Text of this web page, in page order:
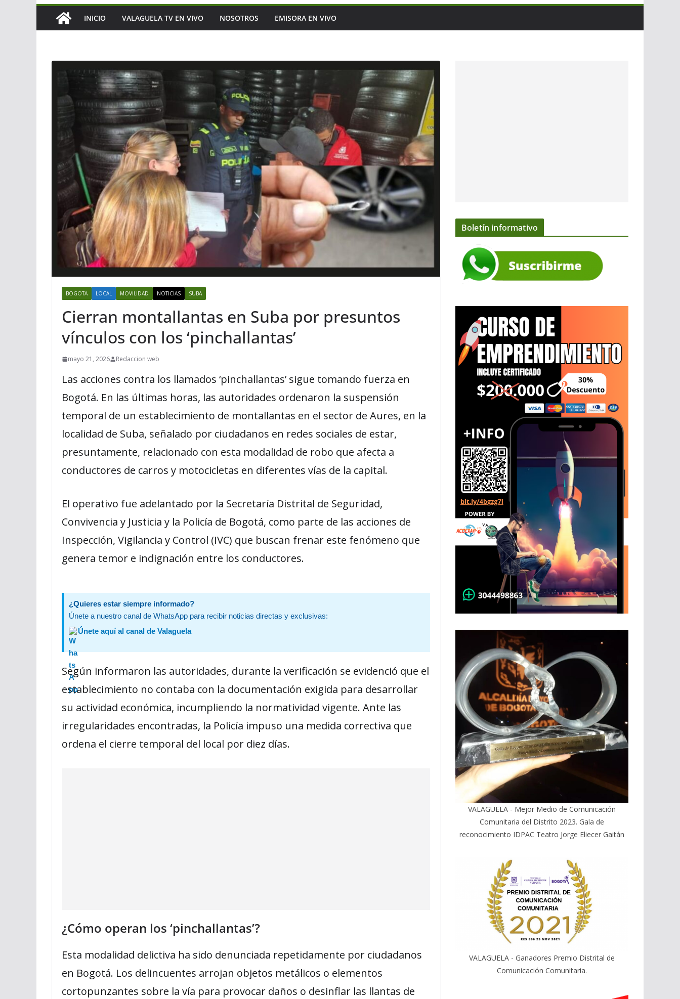
INICIO VALAGUELA TV EN VIVO NOSOTROS EMISORA EN VIVO
BOGOTA LOCAL MOVILIDAD NOTICIAS SUBA
Cierran montallantas en Suba por presuntos
vínculos con los ‘pinchallantas’
mayo 21, 2026 Redaccion web
Las acciones contra los llamados ‘pinchallantas’ sigue tomando fuerza en
Bogotá. En las últimas horas, las autoridades ordenaron la suspensión
temporal de un establecimiento de montallantas en el sector de Aures, en la
localidad de Suba, señalado por ciudadanos en redes sociales de estar,
presuntamente, relacionado con esta modalidad de robo que afecta a
conductores de carros y motocicletas en diferentes vías de la capital.
El operativo fue adelantado por la Secretaría Distrital de Seguridad,
Convivencia y Justicia y la Policía de Bogotá, como parte de las acciones de
Inspección, Vigilancia y Control (IVC) que buscan frenar este fenómeno que
genera temor e indignación entre los conductores.
¿Quieres estar siempre informado?
Únete a nuestro canal de WhatsApp para recibir noticias directas y exclusivas:
Únete aquí al canal de Valaguela
Según informaron las autoridades, durante la verificación se evidenció que el
establecimiento no contaba con la documentación exigida para desarrollar
su actividad económica, incumpliendo la normatividad vigente. Ante las
irregularidades encontradas, la Policía impuso una medida correctiva que
ordena el cierre temporal del local por diez días.
¿Cómo operan los ‘pinchallantas’?
Esta modalidad delictiva ha sido denunciada repetidamente por ciudadanos
en Bogotá. Los delincuentes arrojan objetos metálicos o elementos
cortopunzantes sobre la vía para provocar daños o desinflar las llantas de
Boletín informativo
VALAGUELA - Mejor Medio de Comunicación
Comunitaria del Distrito 2023. Gala de
reconocimiento IDPAC Teatro Jorge Eliecer Gaitán
VALAGUELA - Ganadores Premio Distrital de
Comunicación Comunitaria.